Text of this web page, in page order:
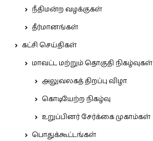
நீதிமன்ற வழக்குகள்
தீர்மானங்கள்
கட்சி செய்திகள்
மாவட்ட மற்றும் தொகுதி நிகழ்வுகள்
அலுவலகத் திறப்பு விழா
கொடியேற்ற நிகழ்வு
உறுப்பினர் சேர்க்கை முகாம்கள்
பொதுக்கூட்டங்கள்